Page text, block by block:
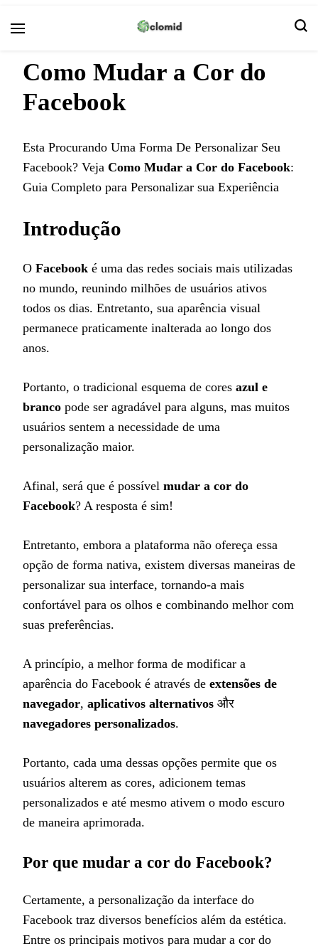
Como Mudar a Cor do
Facebook
Esta Procurando Uma Forma De Personalizar Seu
Facebook? Veja Como Mudar a Cor do Facebook:
Guia Completo para Personalizar sua Experiência
Introdução
O Facebook é uma das redes sociais mais utilizadas
no mundo, reunindo milhões de usuários ativos
todos os dias. Entretanto, sua aparência visual
permanece praticamente inalterada ao longo dos
anos.
Portanto, o tradicional esquema de cores azul e
branco pode ser agradável para alguns, mas muitos
usuários sentem a necessidade de uma
personalização maior.
Afinal, será que é possível mudar a cor do
Facebook? A resposta é sim!
Entretanto, embora a plataforma não ofereça essa
opção de forma nativa, existem diversas maneiras de
personalizar sua interface, tornando-a mais
confortável para os olhos e combinando melhor com
suas preferências.
A princípio, a melhor forma de modificar a
aparência do Facebook é através de extensões de
navegador, aplicativos alternativos और
navegadores personalizados.
Portanto, cada uma dessas opções permite que os
usuários alterem as cores, adicionem temas
personalizados e até mesmo ativem o modo escuro
de maneira aprimorada.
Por que mudar a cor do Facebook?
Certamente, a personalização da interface do
Facebook traz diversos benefícios além da estética.
Entre os principais motivos para mudar a cor do